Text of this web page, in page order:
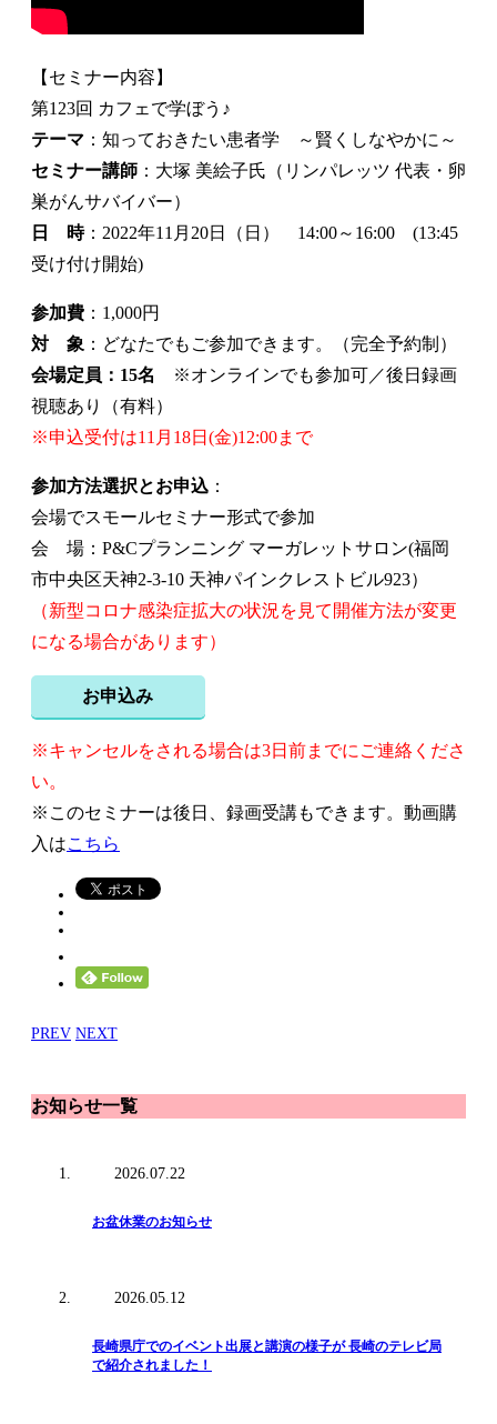
【セミナー内容】
第123回 カフェで学ぼう♪
テーマ ：知っておきたい患者学 ～賢くしなやかに～
セミナー講師 ：大塚 美絵子氏（リンパレッツ 代表・卵
巣がんサバイバー）
日 時：2022年11月20日（日） 14:00～16:00 (13:45
受け付け開始)
参加費 ：1,000円
対 象 ：どなたでもご参加できます。（完全予約制）
会場定員：15名
※オンラインでも参加可／後日録画
視聴あり（有料）
※申込受付は11月18日(金)12:00まで
参加方法選択とお申込 ：
会場でスモールセミナー形式で参加
会 場：P&Cプランニング マーガレットサロン(福岡
市中央区天神2-3-10 天神パインクレストビル923）
（新型コロナ感染症拡大の状況を見て開催方法が変更
になる場合があります）
お申込み
※キャンセルをされる場合は3日前までにご連絡くださ
い。
※このセミナーは後日、録画受講もできます。動画購
入はこちら
PREV NEXT
お知らせ一覧
2026.07.22
お盆休業のお知らせ
2026.05.12
長崎県庁でのイベント出展と講演の様子が 長崎のテレビ局
で紹介されました！